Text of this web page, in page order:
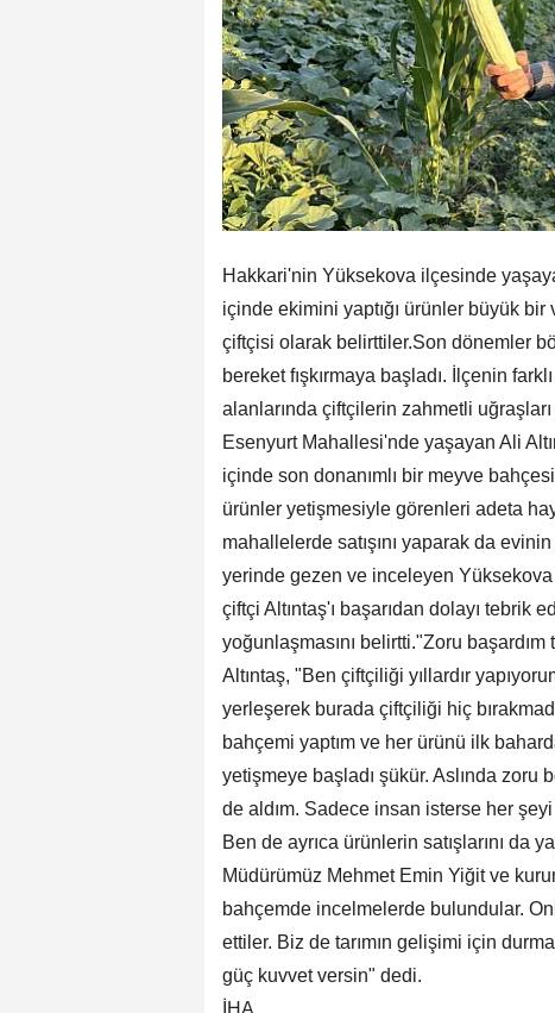
Hakkari'nin Yüksekova ilçesinde
içinde ekimini yaptığı ürünler büyük
çiftçisi olarak belirttiler.Son dönemler
bereket fışkırmaya başladı. İlçenin
alanlarında çiftçilerin zahmetli
Esenyurt Mahallesi'nde yaşayan Ali
içinde son donanımlı bir meyve
ürünler yetişmesiyle görenleri adeta
mahallelerde satışını yaparak da
yerinde gezen ve inceleyen
çiftçi Altıntaş'ı başarıdan dolayı tebrik
yoğunlaşmasını belirtti."Zoru
Altıntaş, "Ben çiftçiliği yıllardır
yerleşerek burada çiftçiliği hiç
bahçemi yaptım ve her ürünü ilk
yetişmeye başladı şükür. Aslında zoru
de aldım. Sadece insan isterse her
Ben de ayrıca ürünlerin satışlarını da
Müdürümüz Mehmet Emin Yiğit ve
bahçemde incelmelerde bulundular.
ettiler. Biz de tarımın gelişimi için
güç kuvvet versin" dedi.